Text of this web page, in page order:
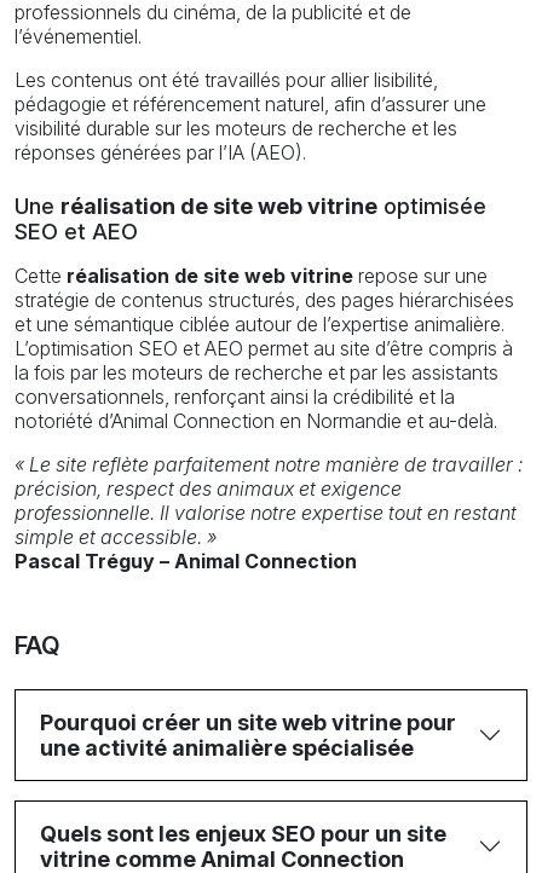
professionnels du cinéma, de la publicité et de
l’événementiel.
Les contenus ont été travaillés pour allier lisibilité,
pédagogie et référencement naturel, afin d’assurer une
visibilité durable sur les moteurs de recherche et les
réponses générées par l’IA (AEO).
Une réalisation de site web vitrine optimisée
SEO et AEO
Cette réalisation de site web vitrine repose sur une
stratégie de contenus structurés, des pages hiérarchisées
et une sémantique ciblée autour de l’expertise animalière.
L’optimisation SEO et AEO permet au site d’être compris à
la fois par les moteurs de recherche et par les assistants
conversationnels, renforçant ainsi la crédibilité et la
notoriété d’Animal Connection en Normandie et au-delà.
« Le site reflète parfaitement notre manière de travailler :
précision, respect des animaux et exigence
professionnelle. Il valorise notre expertise tout en restant
simple et accessible. »
Pascal Tréguy – Animal Connection
FAQ
Pourquoi créer un site web vitrine pour
une activité animalière spécialisée
Quels sont les enjeux SEO pour un site
vitrine comme Animal Connection